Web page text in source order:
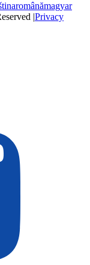
românămagyar
|Privacy